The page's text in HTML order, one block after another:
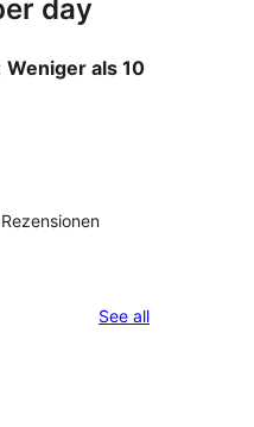
day
Weniger als 10
See allreviews